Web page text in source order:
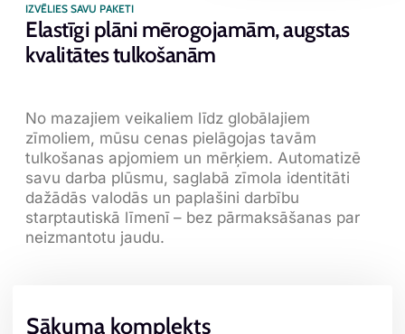
IZVĒLIES SAVU PAKETI
Elastīgi plāni mērogojamām, augstas
kvalitātes tulkošanām
No mazajiem veikaliem līdz globālajiem
zīmoliem, mūsu cenas pielāgojas tavām
tulkošanas apjomiem un mērķiem. Automatizē
savu darba plūsmu, saglabā zīmola identitāti
dažādās valodās un paplašini darbību
starptautiskā līmenī – bez pārmaksāšanas par
neizmantotu jaudu.
Sākuma komplekts